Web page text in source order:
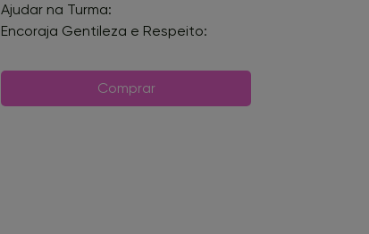
Ajudar na Turma:
Encoraja Gentileza e Respeito:
contrato como forma de reforçar
valores como empatia e
Comprar